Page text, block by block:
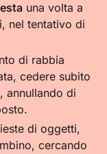
una volta a
nel tentativo di
di rabbia
cedere subito
annullando di
di oggetti,
cercando